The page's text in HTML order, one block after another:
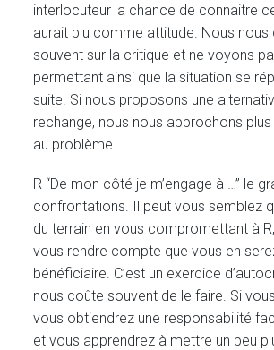
interlocuteur la chance de connaitre
aurait plu comme attitude. Nous
souvent sur la critique et ne voyons
permettant ainsi que la situation se
suite. Si nous proposons une
rechange, nous nous approchons
au problème.
R “De mon côté je m’engage à …” le
confrontations. Il peut vous semblez
du terrain en vous compromettant à
vous rendre compte que vous en
bénéficiaire. C’est un exercice
nous coûte souvent de le faire. Si
vous obtiendrez une responsabilité
et vous apprendrez à mettre un peu